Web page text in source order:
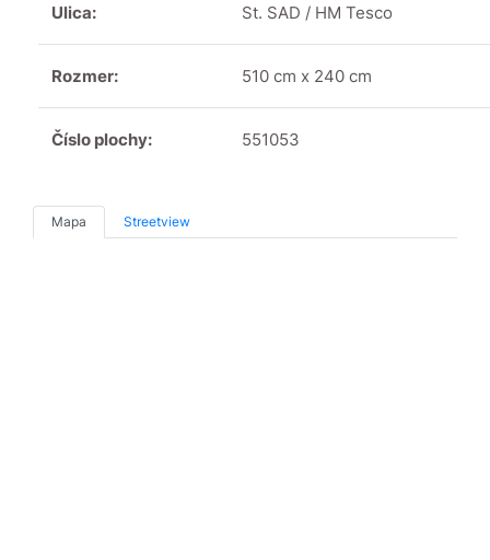
Ulica: St. SAD / HM Tesco
Rozmer: 510 cm x 240 cm
Číslo plochy: 551053
Mapa Streetview